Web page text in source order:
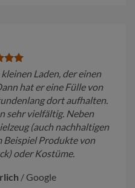
Laden, der einen
hat er eine Fülle von
dort aufhalten.
sehr vielfältig. Neben
(auch nachhaltigen
Beispiel Produkte von
oder Kostüme.
/ Google